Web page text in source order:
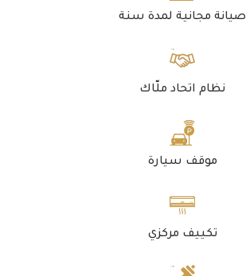
صيانة مجانية لمدة سنة
نظام اتحاد ملّاك
موقف سيارة
تكييف مركزي